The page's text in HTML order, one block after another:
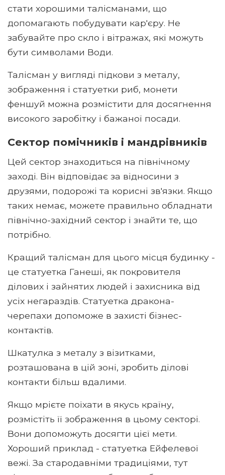
стати хорошими талісманами, що
допомагають побудувати кар'єру. Не
забувайте про скло і вітражах, які можуть
бути символами Води.
Талісман у вигляді підкови з металу,
зображення і статуетки риб, монети
феншуй можна розмістити для досягнення
високого заробітку і бажаної посади.
Сектор помічників і мандрівників
Цей сектор знаходиться на північному
заході. Він відповідає за відносини з
друзями, подорожі та корисні зв'язки. Якщо
таких немає, можете правильно обладнати
північно-західний сектор і знайти те, що
потрібно.
Кращий талісман для цього місця будинку -
це статуетка Ганеші, як покровителя
ділових і зайнятих людей і захисника від
усіх негараздів. Статуетка дракона-
черепахи допоможе в захисті бізнес-
контактів.
Шкатулка з металу з візитками,
розташована в цій зоні, зробить ділові
контакти більш вдалими.
Якщо мрієте поїхати в якусь країну,
розмістіть її зображення в цьому секторі.
Вони допоможуть досягти цієї мети.
Хороший приклад - статуетка Ейфелевої
вежі. За стародавніми традиціями, тут